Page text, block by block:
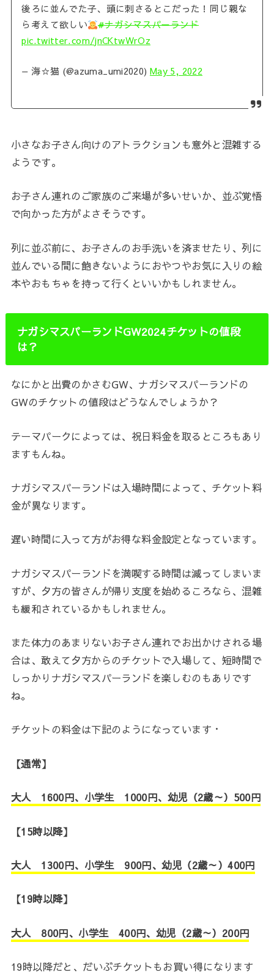
後ろに並んでた子、頭に刺さるとこだった！同じ親な
ら考えて欲しい
#ナガシマスパーランド
pic.twitter.com/jnCKtwWrOz
— 海☆猫 (@azuma_umi2020) May 5, 2022
小さなお子さん向けのアトラクションも意外と混雑する
ようです。
お子さん連れのご家族のご来場が多いせいか、並ぶ覚悟
で向かった方がよさそうです。
列に並ぶ前に、お子さんのお手洗いを済ませたり、列に
並んでいる間に飽きないようにおやつやお気に入りの絵
本やおもちゃを持って行くといいかもしれません。
ナガシマスパーランドGW2024チケットの値段
は？
なにかと出費のかさむGW、ナガシマスパーランドの
GWのチケットの値段はどうなんでしょうか？
テーマパークによっては、祝日料金を取るところもあり
ますもんね。
ナガシマスパーランドは入場時間によって、チケット料
金が異なります。
遅い時間に入って方がお得な料金設定となっています。
ナガシマスパーランドを満喫する時間は減ってしまいま
すが、夕方の皆さんが帰り支度を始めるころなら、混雑
も緩和されているかもしれません。
また体力のあまりないお子さん連れでお出かけされる場
合は、敢えて夕方からのチケットで入場して、短時間で
しっかりナガシマスパーランドを楽しむのもありです
ね。
チケットの料金は下記のようになっています・
【通常】
大人 1600円、小学生 1000円、幼児（2歳～）500円
【15時以降】
大人 1300円、小学生 900円、幼児（2歳～）400円
【19時以降】
大人 800円、小学生 400円、幼児（2歳～）200円
19時以降だと、だいぶチケットもお買い得になります